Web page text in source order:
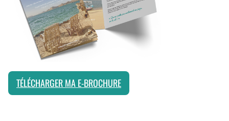
TÉLÉCHARGER MA E-BROCHURE